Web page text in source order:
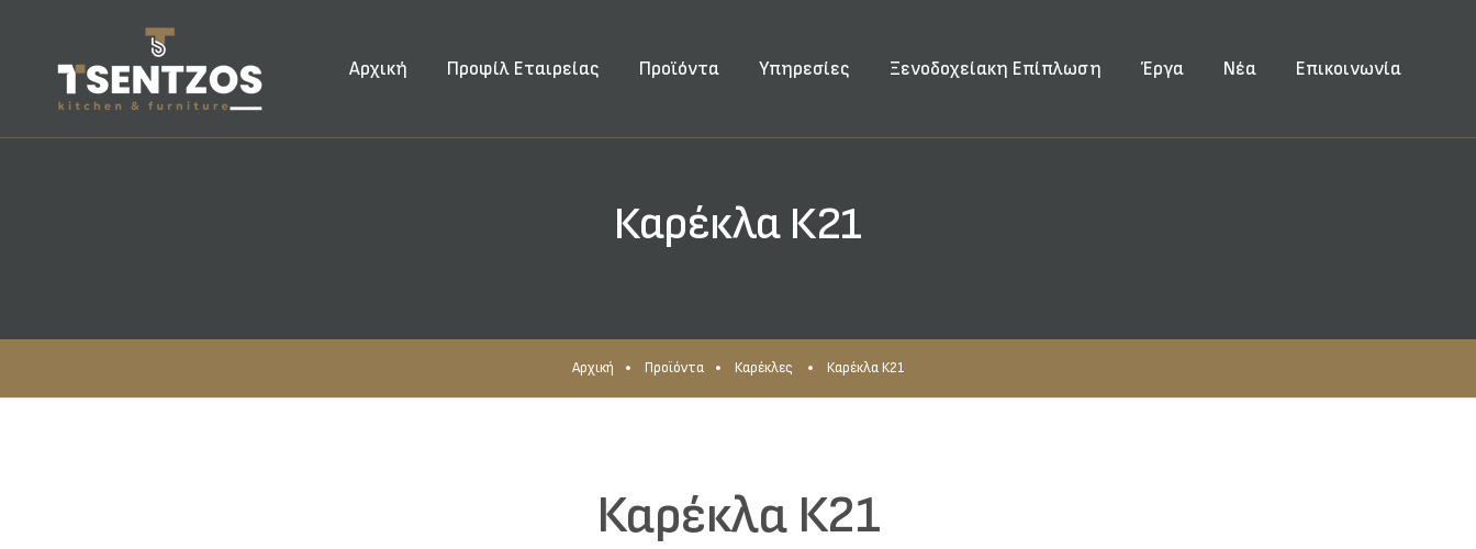
Αρχική Προφίλ Εταιρείας Προϊόντα Υπηρεσίες Ξενοδοχείακη Επίπλωση Έργα Νέα Επικοινωνία
Καρέκλα Κ21
Αρχική Προϊόντα Καρέκλες Καρέκλα Κ21
Καρέκλα Κ21